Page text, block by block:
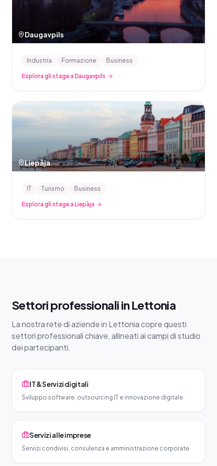
Daugavpils
Industria Formazione Business
Esplora gli stage a Daugavpils
Liepāja
IT Turismo Business
Esplora gli stage a Liepāja
Settori professionali in Lettonia
La nostra rete di aziende in Lettonia copre questi
settori professionali chiave, allineati ai campi di studio
dei partecipanti.
IT & Servizi digitali
Sviluppo software, outsourcing IT e innovazione digitale
Servizi alle imprese
Servizi condivisi, consulenza e amministrazione corporate